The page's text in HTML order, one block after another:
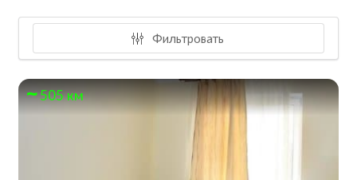
Фильтровать
505 км